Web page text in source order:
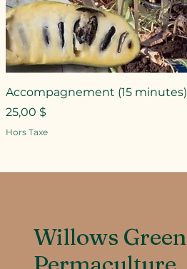
Accompagnement (15 minutes)
Prix
25,00 $
Hors Taxe
Willows Green